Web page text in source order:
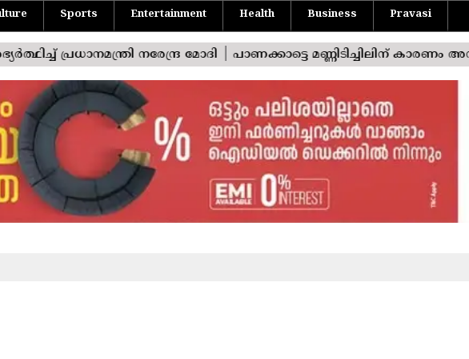
Sports Entertainment Health Business Pravasi